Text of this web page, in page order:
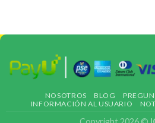
NOSOTROS BLOG
INFORMACIÓN AL USUARIO